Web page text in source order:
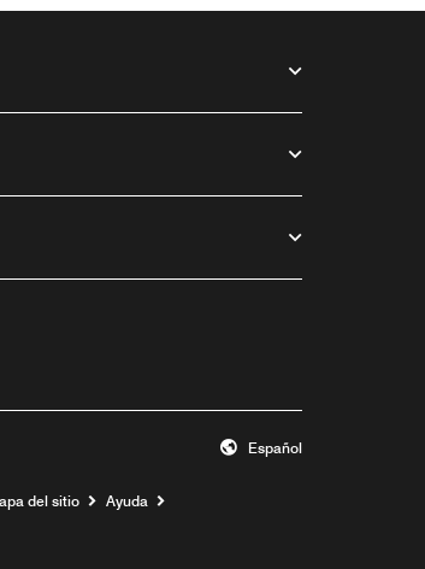
Español
del sitio Ayuda